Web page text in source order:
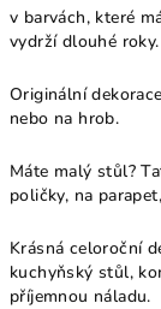
v barvách, které
vydrží dlouhé roky.
Originální
nebo na hrob.
Máte malý stůl?
poličky, na
Krásná celoroční
kuchyňský stůl,
příjemnou náladu.